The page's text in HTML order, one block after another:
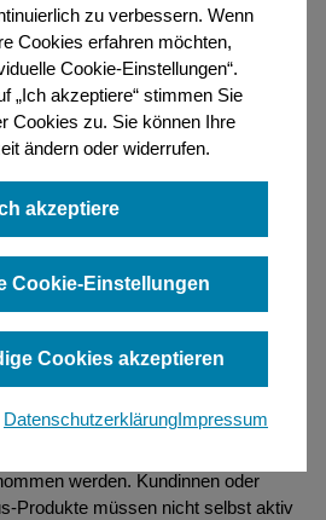
zu verbessern. Wenn
Cookies erfahren möchten,
Cookie-Einstellungen“.
„Ich akzeptiere“ stimmen Sie
Cookies zu. Sie können Ihre
ändern oder widerrufen.
akzeptiere
Cookie-Einstellungen
Cookies akzeptieren
DatenschutzerklärungImpressum
auch jener Bereitstellungs- und
Bundesnotarkammer bzw. die
selbst erbringt, durch die
Die Portfoliobereinigung soll die
entflechten, es der
ermöglichen, sich verstärkt auf ihre
Anbieter gleichzeitig zu
führen.
daher die rockenstein AG durch
GmbH, zunächst sämtliche
zu den Nutzerinnen und
das Notarnetz wird
gestellt. In einem weiteren
Februar 2026, sollen auch die
werden. Kundinnen oder
Produkte müssen nicht selbst aktiv